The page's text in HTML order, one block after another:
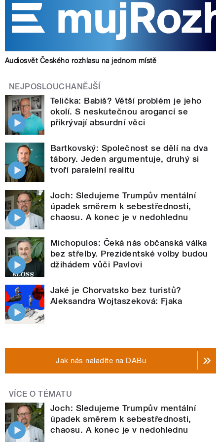
Audiosvět Českého rozhlasu na jednom místě
NEJPOSLOUCHANĚJŠÍ
Telička: Babiš? Větší problém je jeho
okolí. S neskutečnou arogancí se
přikrývají absurdní věci
Bartkovský: Společnost se dělí na dva
tábory. Jeden argumentuje, druhý si
tvoří paralelní realitu
Joch: Sledujeme Trumpův mentální
úpadek směrem k sebestřednosti,
chaosu. A konec je v nedohlednu
Michopulos: Čeká nás občanská válka
bez střelby. Prezidentské volby budou
džihádem vůči Pavlovi
Jaké je Chorvatsko bez turistů?
Aleksandra Wojtaszeková: Fjaka
Jak nás naladíte na DABu
VÍCE O TÉMATU
Joch: Sledujeme Trumpův mentální
úpadek směrem k sebestřednosti,
chaosu. A konec je v nedohlednu